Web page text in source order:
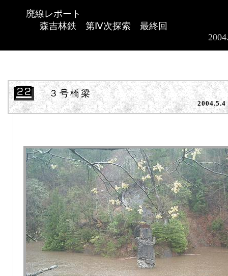
廃線レポート
森吉林鉄 第Ⅳ次探索 最終回
３号橋梁
2004.5.4